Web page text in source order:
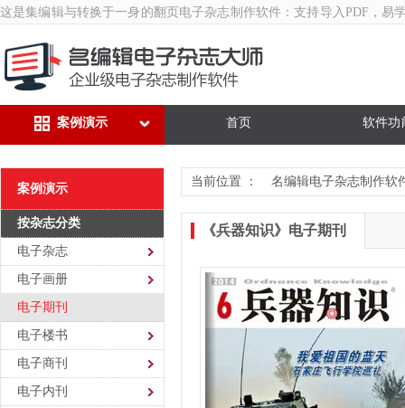
这是集编辑与转换于一身的翻页 电子杂志制作软件 ：支持导入PDF，易
首页
案例演示 软件功
案例演示
按杂志分类
电子杂志
电子画册
电子期刊
电子楼书
电子商刊
电子内刊
当前位置 ： 名编辑电子杂志制作软
《兵器知识》电子期刊